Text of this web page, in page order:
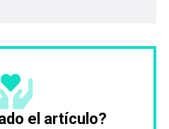
el artículo?